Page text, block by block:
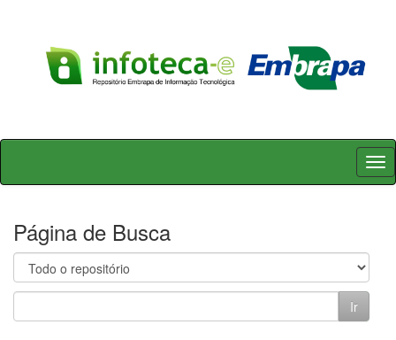
Skip
Página de Busca